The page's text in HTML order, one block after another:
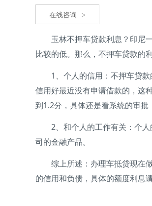
在线咨询 >
玉林不押车贷款利息？印尼一
比较的低。那么，不押车贷款的
1、个人的信用：不押车贷款
信用好最近没有申请借款的，这
到1.2分，具体还是看系统的审
2、和个人的工作有关：个人
司的金融产品。
综上所述：办理车抵贷现在做
的信用和负债，具体的额度利息